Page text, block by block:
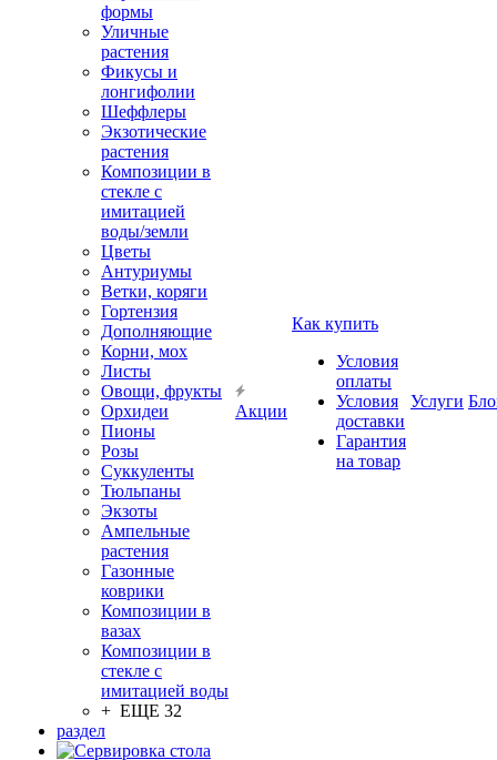
формы
Уличные
растения
Фикусы и
лонгифолии
Шеффлеры
Экзотические
растения
Композиции в
стекле с
имитацией
воды/земли
Цветы
Антуриумы
Ветки, коряги
Гортензия
Дополняющие
Корни, мох
Листы
Овощи, фрукты
Орхидеи
Пионы
Розы
Суккуленты
Тюльпаны
Экзоты
Ампельные
растения
Газонные
коврики
Композиции в
вазах
Композиции в
стекле с
имитацией воды
+ ЕЩЕ 32
раздел
Акции
Как купить
Условия
оплаты
Условия
доставки
Гарантия
на товар
Услуги